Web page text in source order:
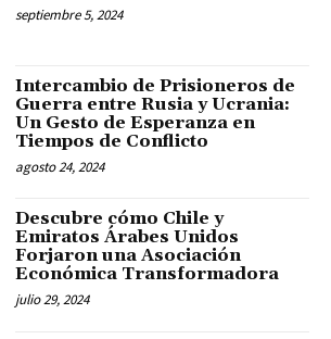
septiembre 5, 2024
Intercambio de Prisioneros de
Guerra entre Rusia y Ucrania:
Un Gesto de Esperanza en
Tiempos de Conflicto
agosto 24, 2024
Descubre cómo Chile y
Emiratos Árabes Unidos
Forjaron una Asociación
Económica Transformadora
julio 29, 2024